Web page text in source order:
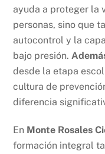
ayuda a proteger la
personas, sino que
autocontrol y la
bajo presión.
desde la etapa
cultura de
diferencia
En Monte Rosales
formación integral